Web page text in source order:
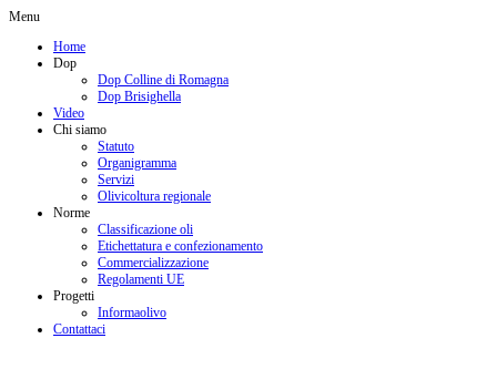
Menu
Home
Dop
Dop Colline di Romagna
Dop Brisighella
Video
Chi siamo
Statuto
Organigramma
Servizi
Olivicoltura regionale
Norme
Classificazione oli
Etichettatura e confezionamento
Commercializzazione
Regolamenti UE
Progetti
Informaolivo
Contattaci